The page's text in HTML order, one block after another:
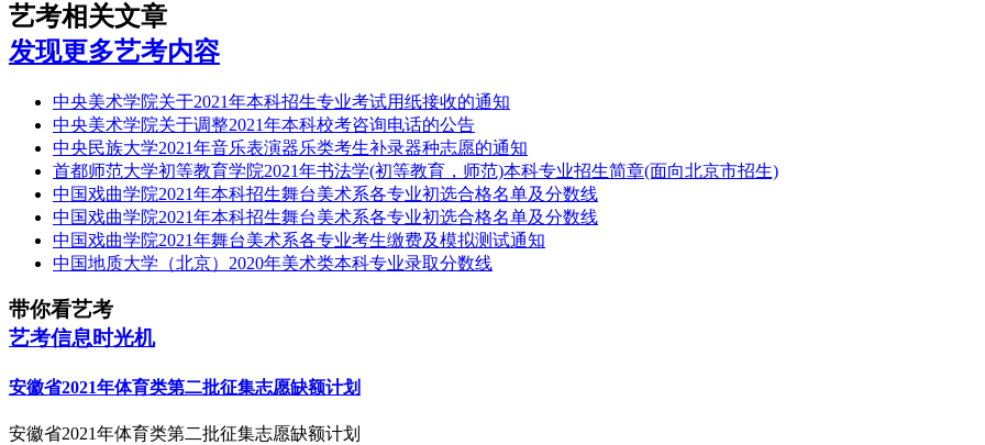
艺考相关文章
发现更多艺考内容
中央美术学院关于2021年本科招生专业考试用纸接收的通知
中央美术学院关于调整2021年本科校考咨询电话的公告
中央民族大学2021年音乐表演器乐类考生补录器种志愿的通知
首都师范大学初等教育学院2021年书法学(初等教育，师范)本科专业招生简章(面向北京市招生)
中国戏曲学院2021年本科招生舞台美术系各专业初选合格名单及分数线
中国戏曲学院2021年本科招生舞台美术系各专业初选合格名单及分数线
中国戏曲学院2021年舞台美术系各专业考生缴费及模拟测试通知
中国地质大学（北京）2020年美术类本科专业录取分数线
带你看艺考
艺考信息时光机
安徽省2021年体育类第二批征集志愿缺额计划
安徽省2021年体育类第二批征集志愿缺额计划